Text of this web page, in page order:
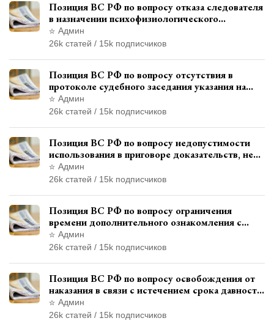
Позиция ВС РФ по вопросу отказа следователя
в назначении психофизиологического
исследования показаний обвиняемой с
использованием полиграфа
Админ
26k статей / 15k подписчиков
Позиция ВС РФ по вопросу отсутствия в
протоколе судебного заседания указания на
возможность выступления в прениях сторон
при наличии аудиозаписи
Админ
26k статей / 15k подписчиков
Позиция ВС РФ по вопросу недопустимости
использования в приговоре доказательств, не
исследованных в судебном заседании
Админ
26k статей / 15k подписчиков
Позиция ВС РФ по вопросу ограничения
времени дополнительного ознакомления с
материалами уголовного дела
Админ
26k статей / 15k подписчиков
Позиция ВС РФ по вопросу освобождения от
наказания в связи с истечением срока давности
уголовного преследования
Админ
26k статей / 15k подписчиков